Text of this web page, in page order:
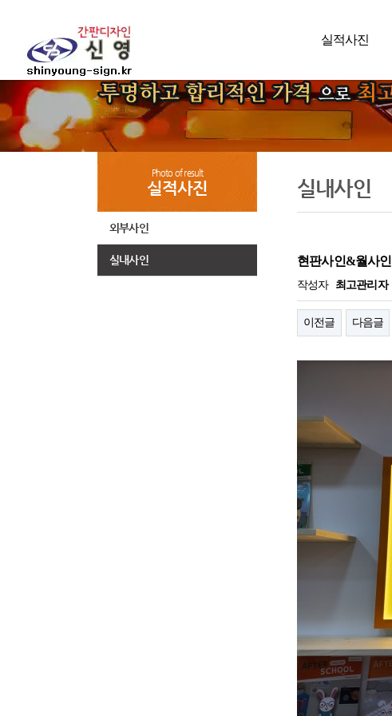
실적사진
간판디자인 신영
[본사]경기 화성시 장안면 노진리 650-6
TEL. 031-358-2555
Photo of result
실적사진
외부사인
실내사인
실내사인
현판사인&월사
작성자 최고관리자
이전글 다음글